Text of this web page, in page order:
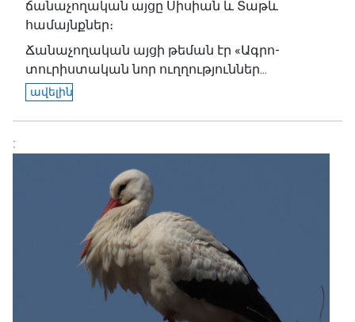
ճանաչողական այցը Սիսիան և Տաթև
համայնքներ։
Ճանաչողական այցի թեման էր «Ագրո-
տուրիստական նոր ուղղություններ...
ավելին